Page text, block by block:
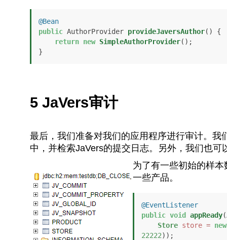
@Bean
public AuthorProvider provideJaversAuthor()
{
return new SimpleAuthorProvider();
}
5 JaVers审计
最后，我们准备对我们的应用程序进行审计。
中，并检索JaVers的提交日志。另外，我们也
为了有一些初始的样
一些产品。
@EventListener
public void appReady
Store store = new
22222));